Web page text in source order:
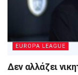
EUROPA LEAGUE
Δεν αλλάζει